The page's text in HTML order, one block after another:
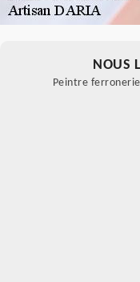
NOUS
Peintre